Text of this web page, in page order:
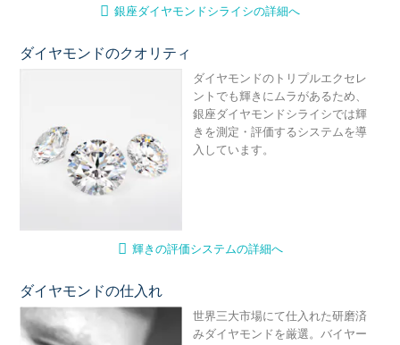
銀座ダイヤモンドシライシの詳細へ
ダイヤモンドのクオリティ
ダイヤモンドのトリプルエクセレ
ントでも輝きにムラがあるため、
銀座ダイヤモンドシライシでは輝
きを測定・評価するシステムを導
入しています。
輝きの評価システムの詳細へ
ダイヤモンドの仕入れ
世界三大市場にて仕入れた研磨済
みダイヤモンドを厳選。バイヤー